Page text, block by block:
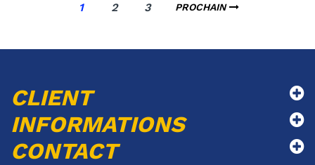
1 2 3 PROCHAIN
CLIENT
INFORMATIONS
CONTACT